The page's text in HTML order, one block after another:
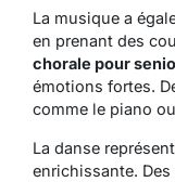
La musique a
en prenant des
chorale pour
émotions fortes.
comme le piano
La danse
enrichissante.